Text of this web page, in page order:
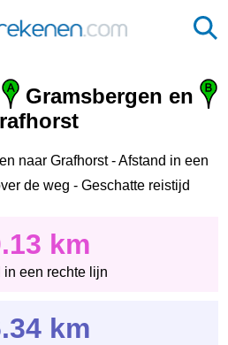
Gramsbergen en
naar Grafhorst - Afstand in een
de weg - Geschatte reistijd
km
in een rechte lijn
km